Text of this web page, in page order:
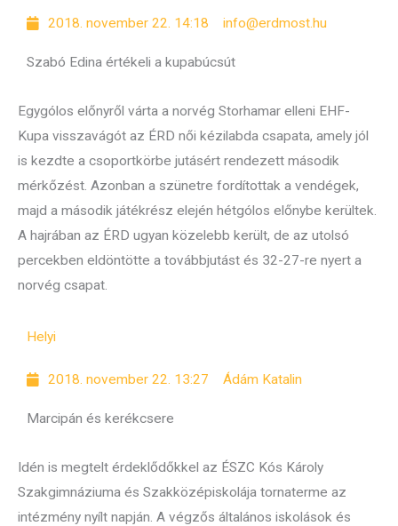
2018. november 22. 14:18 info@erdmost.hu
Szabó Edina értékeli a kupabúcsút
Egygólos előnyről várta a norvég Storhamar elleni EHF-
Kupa visszavágót az ÉRD női kézilabda csapata, amely jól
is kezdte a csoportkörbe jutásért rendezett második
mérkőzést. Azonban a szünetre fordítottak a vendégek,
majd a második játékrész elején hétgólos előnybe kerültek.
A hajrában az ÉRD ugyan közelebb került, de az utolsó
percekben eldöntötte a továbbjutást és 32-27-re nyert a
norvég csapat.
Helyi
2018. november 22. 13:27 Ádám Katalin
Marcipán és kerékcsere
Idén is megtelt érdeklődőkkel az ÉSZC Kós Károly
Szakgimnáziuma és Szakközépiskolája tornaterme az
intézmény nyílt napján. A végzős általános iskolások és